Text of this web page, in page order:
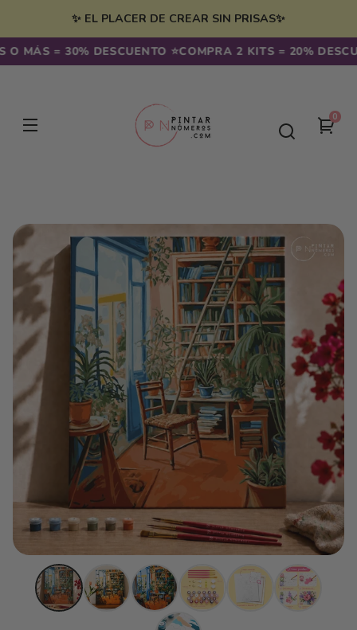
✨ EL PLACER DE CREAR SIN PRISAS✨
= 30% DESCUENTO ⭐️COMPRA 2 KITS = 20%
Tu
00
directamente
a la
información
del producto